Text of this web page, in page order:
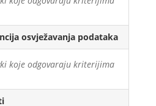
osvježavanja podataka
koje odgovaraju kriterijima